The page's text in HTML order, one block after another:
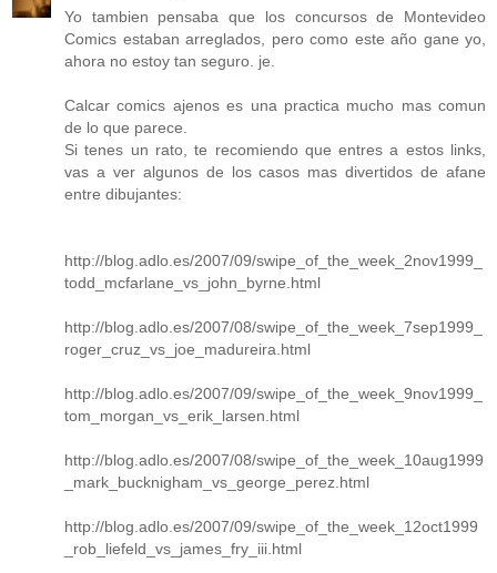
Yo tambien pensaba que los concursos de Montevideo
Comics estaban arreglados, pero como este año gane yo,
ahora no estoy tan seguro. je.
Calcar comics ajenos es una practica mucho mas comun
de lo que parece.
Si tenes un rato, te recomiendo que entres a estos links,
vas a ver algunos de los casos mas divertidos de afane
entre dibujantes:
http://blog.adlo.es/2007/09/swipe_of_the_week_2nov1999_
todd_mcfarlane_vs_john_byrne.html
http://blog.adlo.es/2007/08/swipe_of_the_week_7sep1999_
roger_cruz_vs_joe_madureira.html
http://blog.adlo.es/2007/09/swipe_of_the_week_9nov1999_
tom_morgan_vs_erik_larsen.html
http://blog.adlo.es/2007/08/swipe_of_the_week_10aug1999
_mark_bucknigham_vs_george_perez.html
http://blog.adlo.es/2007/09/swipe_of_the_week_12oct1999
_rob_liefeld_vs_james_fry_iii.html